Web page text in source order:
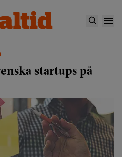
startups på